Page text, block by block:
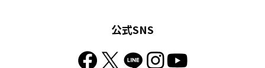
公式SNS